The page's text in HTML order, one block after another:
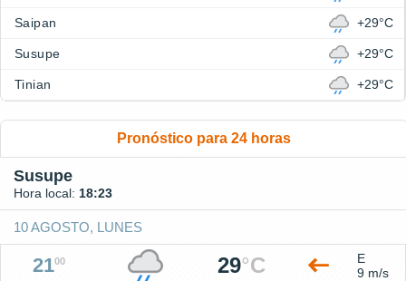
Saipan +29°C
Susupe +29°C
Tinian +29°C
Pronóstico para 24 horas
Susupe
Hora local: 18:23
10 AGOSTO, LUNES
2100 29°C
E
9 m/s